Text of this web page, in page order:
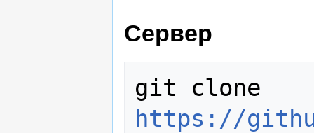
Сервер
https://